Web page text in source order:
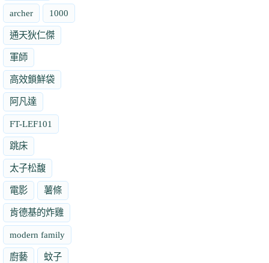
archer 1000
通天狄仁傑
軍師
高效鎖鮮袋
阿凡達
FT-LEF101
跳床
太子松馥
電影 薯條
肯德基的炸雞
modern family
廚藝 蚊子